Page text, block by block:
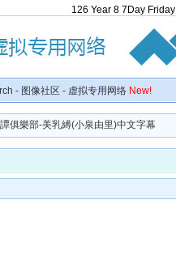
126 Year 8 7 Day Friday
- 图像社区 - 虚拟专用网络 New!
俱樂部-美乳縛(小泉由里)中文字幕